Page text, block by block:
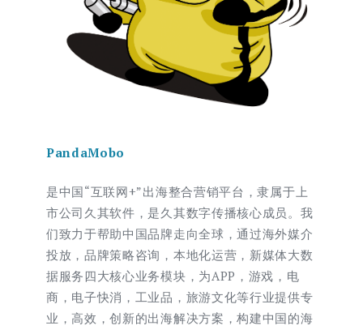
PandaMobo
是中国“互联网+”出海整合营销平台，隶属于上
市公司久其软件，是久其数字传播核心成员。我
们致力于帮助中国品牌走向全球，通过海外媒介
投放，品牌策略咨询，本地化运营，新媒体大数
据服务四大核心业务模块，为APP，游戏，电
商，电子快消，工业品，旅游文化等行业提供专
业，高效，创新的出海解决方案，构建中国的海